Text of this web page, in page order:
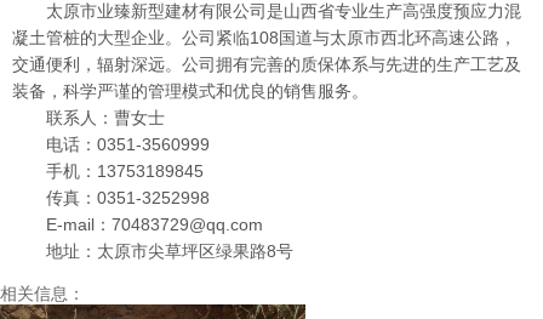
太原市业臻新型建材有限公司是山西省专业生产高强度预应力混
凝土管桩的大型企业。公司紧临108国道与太原市西北环高速公路，
交通便利，辐射深远。公司拥有完善的质保体系与先进的生产工艺及
装备，科学严谨的管理模式和优良的销售服务。
联系人：曹女士
电话：0351-3560999
手机：13753189845
传真：0351-3252998
E-mail：70483729@qq.com
地址：太原市尖草坪区绿果路8号
相关信息：